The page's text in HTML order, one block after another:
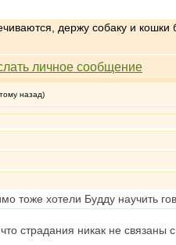
держу собаку и кошки
назад)
тоже хотели Будду научить
страдания никак не